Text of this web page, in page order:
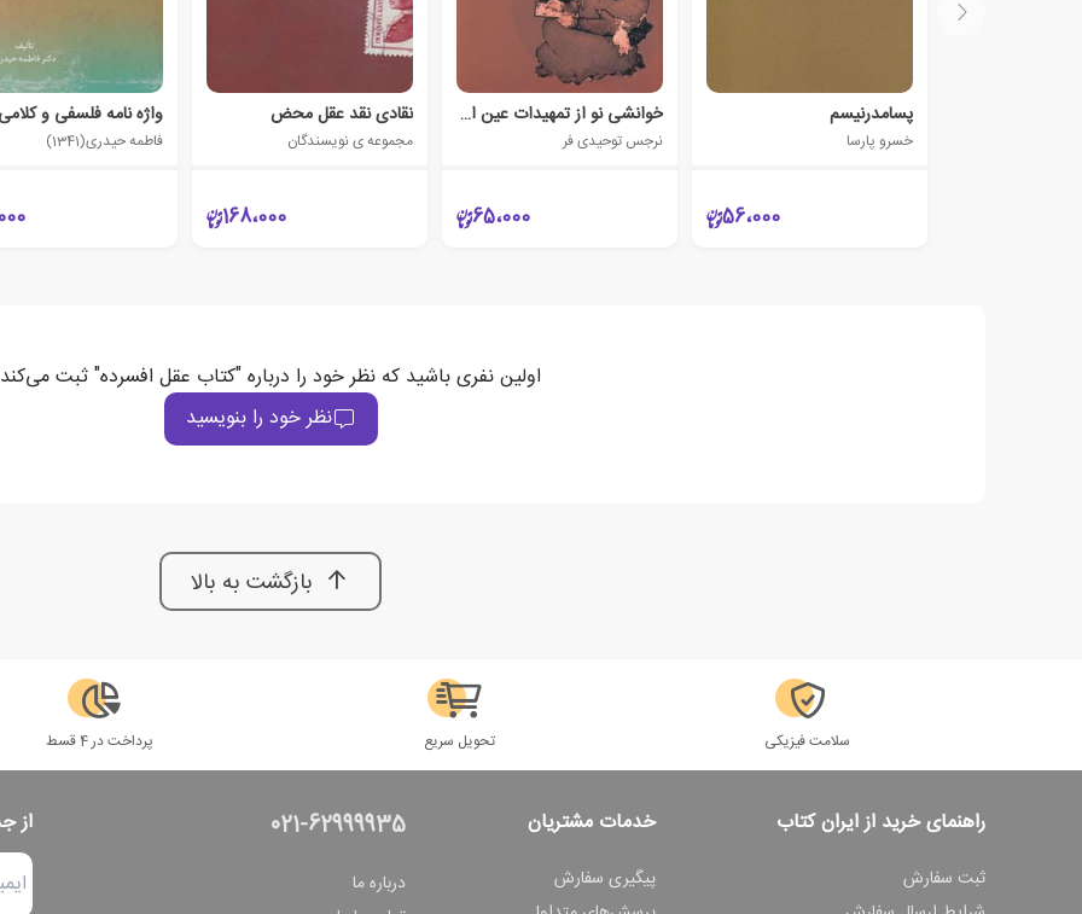
پسامدرنیسم
خسرو پارسا
56،000
خوانشی نو از تمهیدات عین القضات همدانی
نرجس توحیدی فر
65،000
نقادی نقد عقل محض
مجموعه ی نویسندگان
168،000
فاطمه حیدری(1341)
اولین نفری باشید که نظر خود را درباره "کتاب عقل افسرده" ثبت می‌کند
نظر خود را بنویسید
بازگشت به بالا
سلامت فیزیکی تحویل سریع پرداخت در 4 قسط
راهنمای خرید از ایران کتاب
ثبت سفارش
خدمات مشتریان
پیگیری سفارش
021-62999935
درباره ما
از